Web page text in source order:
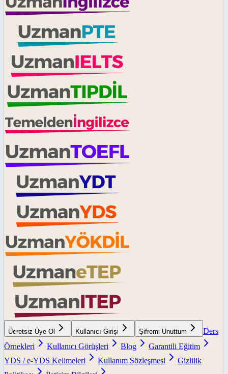
Ücretsiz Üye Ol Kullanıcı Girişi Şifremi Unuttum
Ders
Örnekleri
Kullanıcı Görüşleri Blog
Garantili Eğitim
YDS / e-YDS Kelimeleri
Kullanım Sözleşmesi
Gizlilik